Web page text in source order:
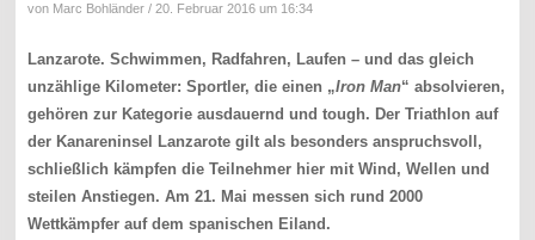
von Marc Bohländer /20. Februar 2016 um 16:34
Lanzarote. Schwimmen, Radfahren, Laufen – und das gleich
unzählige Kilometer: Sportler, die einen „Iron Man“ absolvieren,
gehören zur Kategorie ausdauernd und tough. Der Triathlon auf
der Kanareninsel Lanzarote gilt als besonders anspruchsvoll,
schließlich kämpfen die Teilnehmer hier mit Wind, Wellen und
steilen Anstiegen. Am 21. Mai messen sich rund 2000
Wettkämpfer auf dem spanischen Eiland.